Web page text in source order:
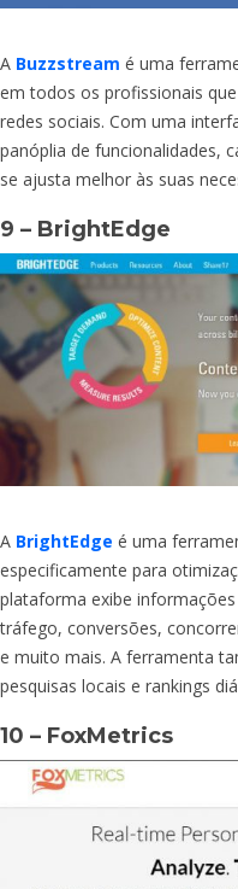
A Buzzstream é uma
em todos os profissionais
redes sociais. Com uma
panóplia de funcionalidades,
se ajusta melhor às suas
9 – BrightEdge
A BrightEdge é uma
especificamente para
plataforma exibe
tráfego, conversões,
e muito mais. A ferramenta
pesquisas locais e rankings
10 – FoxMetrics